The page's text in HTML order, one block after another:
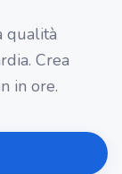
qualità
Crea
in ore.